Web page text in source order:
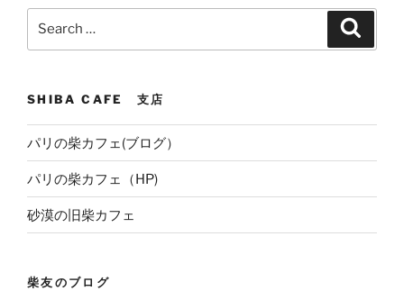
SHIBA CAFE 支店
パリの柴カフェ(ブログ）
パリの柴カフェ（HP)
砂漠の旧柴カフェ
柴友のブログ